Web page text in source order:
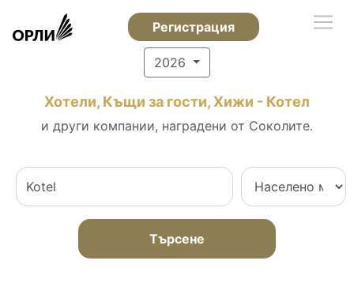
Регистрация
2026
Хотели, Къщи за гости, Хижи - Котел
и други компании, наградени от Соколите.
Търсене